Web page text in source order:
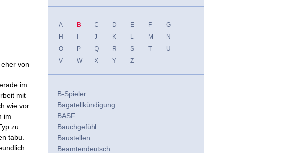
von
im
mit
wie vor
im
zu
tabu.
A B C D E F
G
H
J K L M
N
O
P Q R S T
U
V
W X Y Z
B-Spieler
Bagatellkündigung
BASF
Bauchgefühl
Baustellen
Beamtendeutsch